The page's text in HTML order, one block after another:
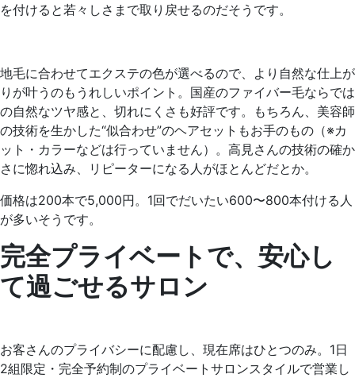
を付けると若々しさまで取り戻せるのだそうです。
地毛に合わせてエクステの色が選べるので、より自然な仕上が
りが叶うのもうれしいポイント。国産のファイバー毛ならでは
の自然なツヤ感と、切れにくさも好評です。もちろん、美容師
の技術を生かした“似合わせ”のヘアセットもお手のもの（※カ
ット・カラーなどは行っていません）。高見さんの技術の確か
さに惚れ込み、リピーターになる人がほとんどだとか。
価格は200本で5,000円。1回でだいたい600〜800本付ける人
が多いそうです。
完全プライベートで、安心し
て過ごせるサロン
お客さんのプライバシーに配慮し、現在席はひとつのみ。1日
2組限定・完全予約制のプライベートサロンスタイルで営業し